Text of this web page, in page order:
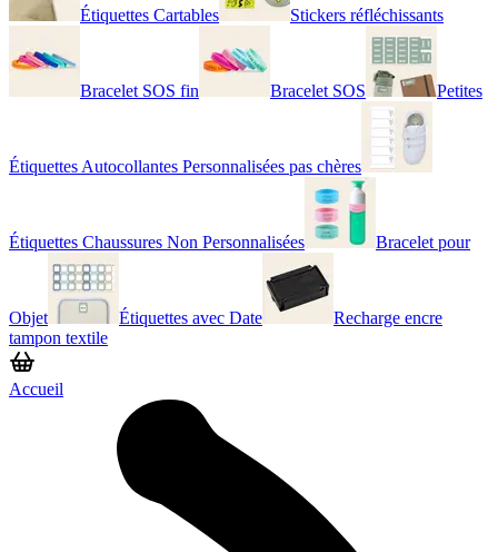
Étiquettes Cartables Stickers réfléchissants
Bracelet SOS fin Bracelet SOS Petites
Étiquettes Autocollantes Personnalisées pas chères
Étiquettes Chaussures Non Personnalisées Bracelet pour
Objet Étiquettes avec Date
Recharge encre
tampon textile
Accueil